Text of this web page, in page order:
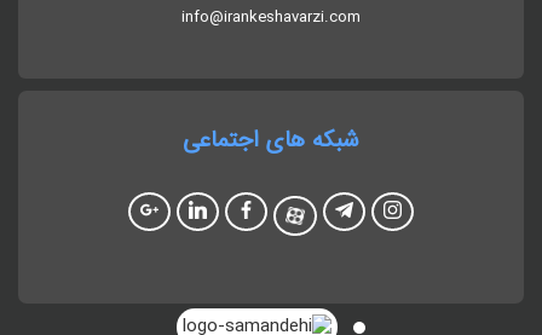
info@irankeshavarzi.com
شبکه های اجتماعی